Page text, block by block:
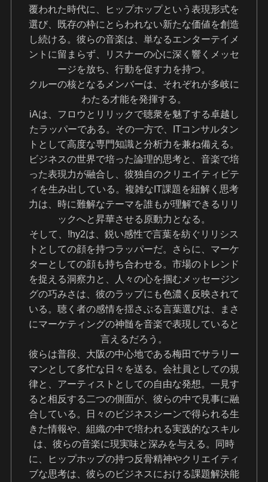
覆われた時代に、ヒップホップという表現形式を
選び、既存の枠にとらわれない新たな価値を創造
し続ける。彼らの音楽は、単なるエンターテイメ
ントに留まらず、リスナーの心に深く響くメッセ
ージを放ち、行動を促す力を持つ。
クルーの核となるメンバーは、それぞれが多岐に
わたる才能を発揮する。
iAは、フロウとリリックで聴衆を魅了する卓越し
たラッパーである。その一方で、ITコンサルタン
トとして高度な専門知識と分析力を兼ね備える。
ビジネスの世界で培った論理的思考と、音楽で培
った表現力が融合し、彼独自のクリエイティビテ
ィを生み出している。複雑なIT課題を紐解く思考
力は、時に難解なテーマを誰もが理解できるリリ
ックへと昇華させる原動力となる。
そして、!hy2は、鋭い感性で言葉を紡ぐリリシス
トとしての顔を持つラッパーだ。さらに、マーケ
ターとしての顔も持ち合わせる。市場のトレンド
を捉える洞察力と、人々の心を掴むメッセージン
グの巧みさは、彼のラップにも色濃く反映されて
いる。聴く者の感情を揺さぶる言葉選びは、まさ
にマーケティングの神髄を音楽で表現していると
言えるだろう。
彼らは普段、大阪の中心地である梅田でサラリー
マンとして多忙な日々を送る。会社員としての規
律と、アーティストとしての自由な発想。一見す
ると相反する二つの側面が、彼らの中で見事に融
合している。日々のビジネスシーンで得られる生
きた情報や、組織の中で培われる実践的なスキル
は、彼らの音楽に現実味と深みを与える。同時
に、ヒップホップの持つ反骨精神やクリエイティ
ブな思考は、彼らのビジネスにおける課題解決能